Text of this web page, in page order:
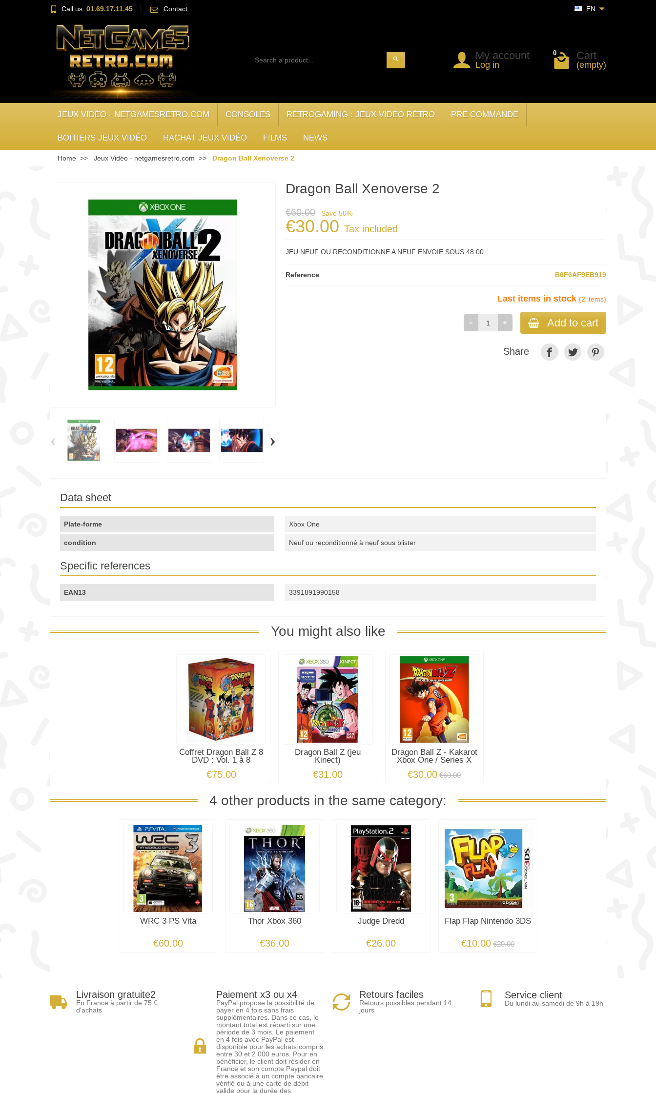
Call us: 01.69.17.11.45 Contact EN
search My account
Log in
0 Cart
(empty)
JEUX VIDÉO - NETGAMESRETRO.COM CONSOLES RÉTROGAMING : JEUX VIDÉO RÉTRO PRE COMMANDE
BOITIERS JEUX VIDÉO RACHAT JEUX VIDÉO FILMS NEWS
Home Jeux Vidéo - netgamesretro.com Dragon Ball Xenoverse 2
‹ ›
Dragon Ball Xenoverse 2
€60.00 Save 50%
€30.00Tax included
JEU NEUF OU RECONDITIONNE A NEUF ENVOIE SOUS 48:00
Reference B6F6AF9EB919
Last items in stock (2 items)
Add to cart
Share
Data sheet
Plate-forme Xbox One
condition Neuf ou reconditionné à neuf sous blister
Specific references
EAN13 3391891990158
You might also like
Coffret Dragon Ball Z 8
DVD : Vol. 1 à 8
€75.00
Dragon Ball Z (jeu
Kinect)
€31.00
Dragon Ball Z - Kakarot
Xbox One / Series X
€30.00 €60.00
4 other products in the same category:
WRC 3 PS Vita
€60.00
Thor Xbox 360
€36.00
Judge Dredd
€26.00
Flap Flap Nintendo 3DS
€10.00 €20.00
Livraison gratuite2
En France à partir de 75 €
d'achats
Paiement x3 ou x4
PayPal propose la possibilité de
payer en 4 fois sans frais
supplémentaires. Dans ce cas, le
montant total est réparti sur une
période de 3 mois. Le paiement
en 4 fois avec PayPal est
disponible pour les achats compris
entre 30 et 2 000 euros. Pour en
bénéficier, le client doit résider en
France et son compte Paypal doit
être associé à un compte bancaire
vérifié ou à une carte de débit
valide pour la durée des
Retours faciles
Retours possibles pendant 14
jours
Service client
Du lundi au samedi de 9h à 19h